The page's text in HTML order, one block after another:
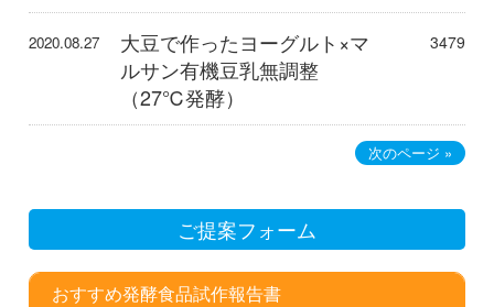
2020.08.27
大豆で作ったヨーグルト×マ
ルサン有機豆乳無調整
（27℃発酵）
3479
次のページ »
ご提案フォーム
おすすめ発酵食品試作報告書